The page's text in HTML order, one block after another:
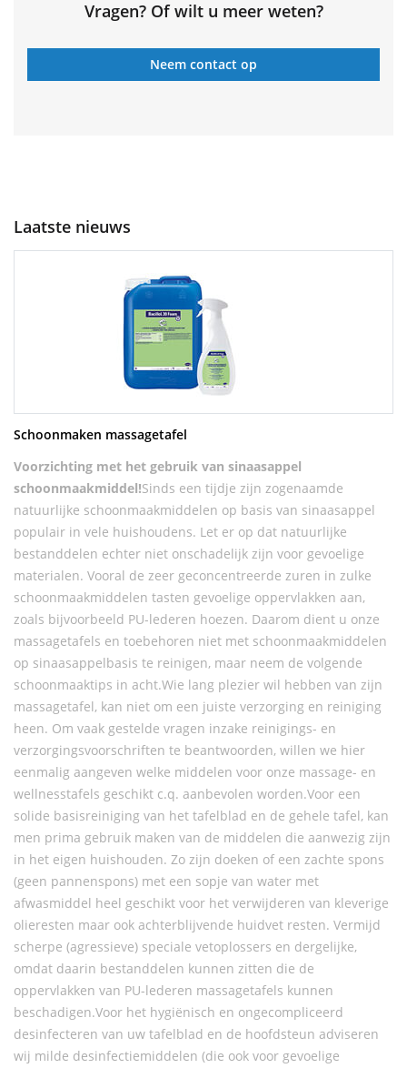
Vragen? Of wilt u meer weten?
Neem contact op
Laatste nieuws
Schoonmaken massagetafel
Voorzichting met het gebruik van sinaasappel
schoonmaakmiddel!Sinds een tijdje zijn zogenaamde
natuurlijke schoonmaakmiddelen op basis van sinaasappel
populair in vele huishoudens. Let er op dat natuurlijke
bestanddelen echter niet onschadelijk zijn voor gevoelige
materialen. Vooral de zeer geconcentreerde zuren in zulke
schoonmaakmiddelen tasten gevoelige oppervlakken aan,
zoals bijvoorbeeld PU-lederen hoezen. Daarom dient u onze
massagetafels en toebehoren niet met schoonmaakmiddelen
op sinaasappelbasis te reinigen, maar neem de volgende
schoonmaaktips in acht.Wie lang plezier wil hebben van zijn
massagetafel, kan niet om een juiste verzorging en reiniging
heen. Om vaak gestelde vragen inzake reinigings- en
verzorgingsvoorschriften te beantwoorden, willen we hier
eenmalig aangeven welke middelen voor onze massage- en
wellnesstafels geschikt c.q. aanbevolen worden.Voor een
solide basisreiniging van het tafelblad en de gehele tafel, kan
men prima gebruik maken van de middelen die aanwezig zijn
in het eigen huishouden. Zo zijn doeken of een zachte spons
(geen pannenspons) met een sopje van water met
afwasmiddel heel geschikt voor het verwijderen van kleverige
olieresten maar ook achterblijvende huidvet resten. Vermijd
scherpe (agressieve) speciale vetoplossers en dergelijke,
omdat daarin bestanddelen kunnen zitten die de
oppervlakken van PU-lederen massagetafels kunnen
beschadigen.Voor het hygiënisch en ongecompliceerd
desinfecteren van uw tafelblad en de hoofdsteun adviseren
wij milde desinfectiemiddelen (die ook voor gevoelige